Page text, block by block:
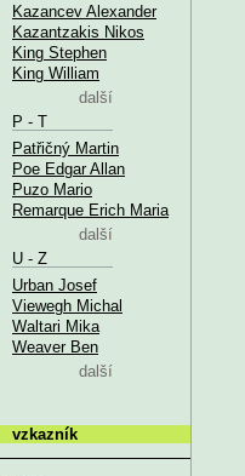
Kazancev Alexander
Kazantzakis Nikos
King Stephen
King William
další
P - T
Patřičný Martin
Poe Edgar Allan
Puzo Mario
Remarque Erich Maria
další
U - Z
Urban Josef
Viewegh Michal
Waltari Mika
Weaver Ben
další
vzkazník